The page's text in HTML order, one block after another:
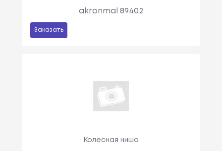
akronmal 89402
Заказать
Колесная ниша